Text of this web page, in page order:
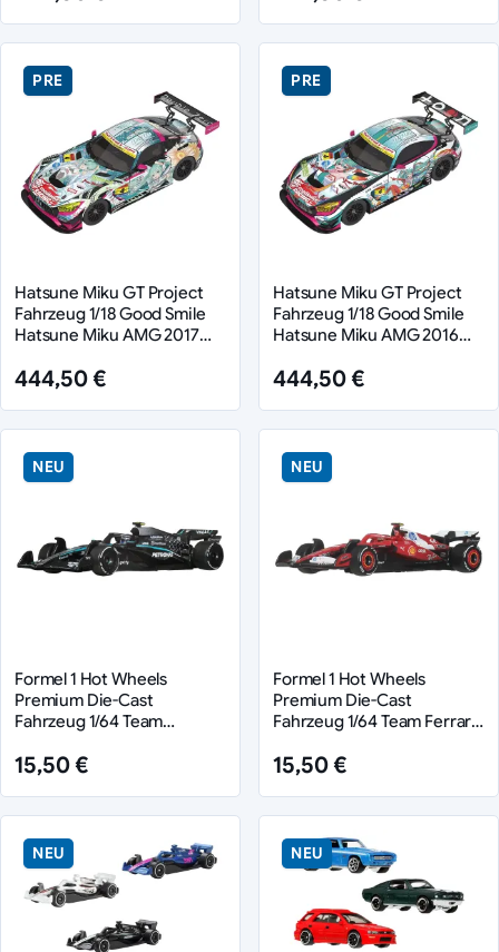
PRE
Hatsune Miku GT Project
Fahrzeug 1/18 Good Smile
Hatsune Miku AMG 2017
444,50 €
PRE
Hatsune Miku GT Project
Fahrzeug 1/18 Good Smile
Hatsune Miku AMG 2016
444,50 €
NEU
Formel 1 Hot Wheels
Premium Die-Cast
Fahrzeug 1/64 Team
15,50 €
NEU
Formel 1 Hot Wheels
Premium Die-Cast
Fahrzeug 1/64 Team Ferrari:
15,50 €
NEU NEU